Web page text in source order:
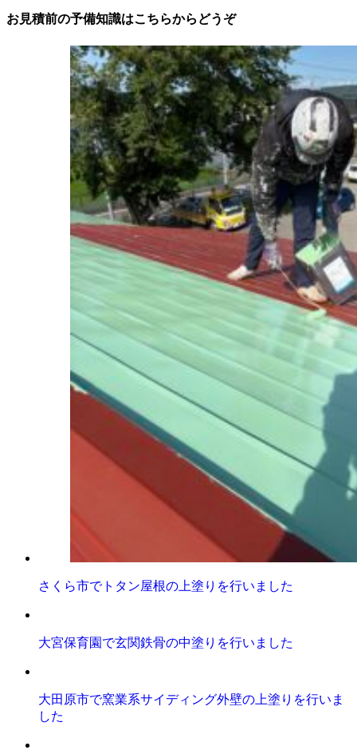
お見積前の予備知識はこちらからどうぞ
さくら市でトタン屋根の上塗りを行いました
大宮保育園で玄関鉄骨の中塗りを行いました
大田原市で窯業系サイディング外壁の上塗りを行いま
した